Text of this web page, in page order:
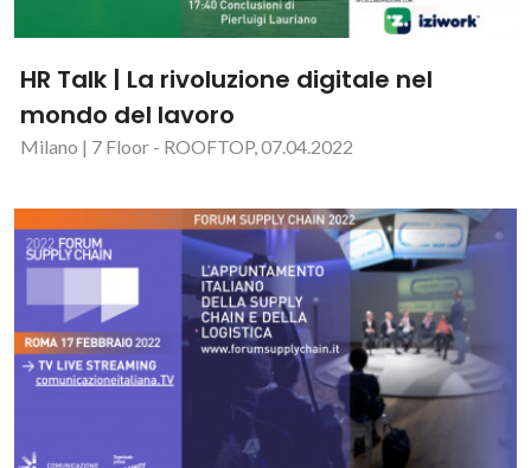
HR Talk | La rivoluzione digitale nel
mondo del lavoro
Milano | 7 Floor - ROOFTOP, 07.04.2022